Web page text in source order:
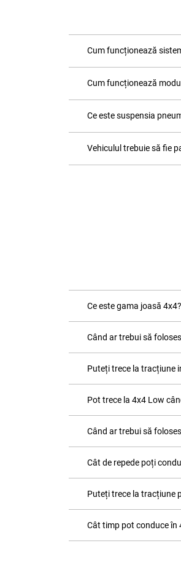
Cum funcționează
Cum funcționează
Ce este suspensia
Vehiculul trebuie să fie
Ce este gama joasă 4x4?
Când ar trebui să
Puteți trece la tracțiune
Pot trece la 4x4 Low
Când ar trebui să
Cât de repede poți
Puteți trece la tracțiune
Cât timp pot conduce în